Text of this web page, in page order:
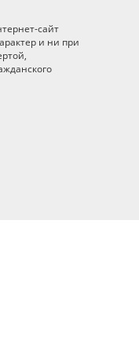
сайт
и ни при